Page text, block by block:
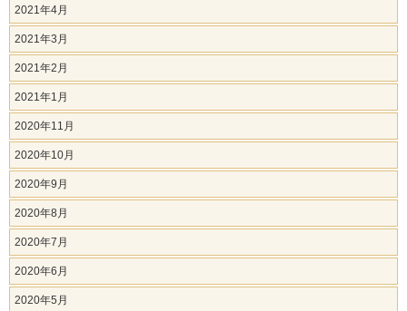
2021年4月
2021年3月
2021年2月
2021年1月
2020年11月
2020年10月
2020年9月
2020年8月
2020年7月
2020年6月
2020年5月